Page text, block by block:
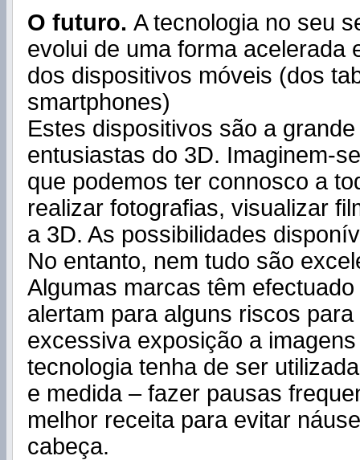
O futuro. A tecnologia no seu
evolui de uma forma acelerada
dos dispositivos móveis (dos
smartphones)
Estes dispositivos são a
entusiastas do 3D. Imaginem-
que podemos ter connosco a
realizar fotografias, visualizar
a 3D. As possibilidades
No entanto, nem tudo são
Algumas marcas têm
alertam para alguns riscos
excessiva exposição a
tecnologia tenha de ser
e medida – fazer pausas
melhor receita para evitar
cabeça.